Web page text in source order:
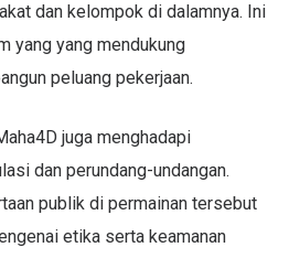
dan kelompok di dalamnya. Ini
yang yang mendukung
peluang pekerjaan.
juga menghadapi
dan perundang-undangan.
publik di permainan tersebut
etika serta keamanan